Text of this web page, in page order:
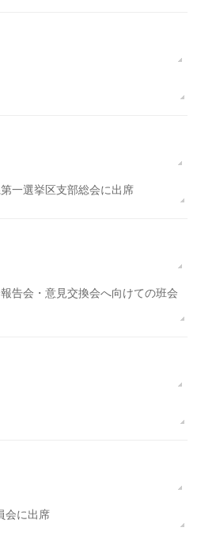
一選挙区支部総会に出席
告会・意見交換会へ向けての班会
会に出席